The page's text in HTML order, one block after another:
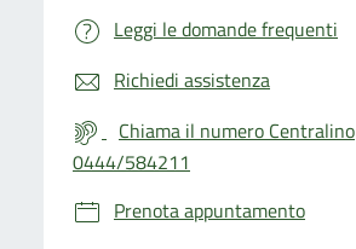
Leggi le domande frequenti
Richiedi assistenza
Chiama il numero Centralino
0444/584211
Prenota appuntamento